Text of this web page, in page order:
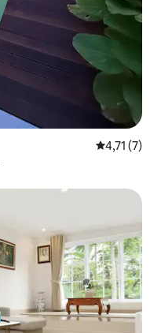
Note
4,71 (7)